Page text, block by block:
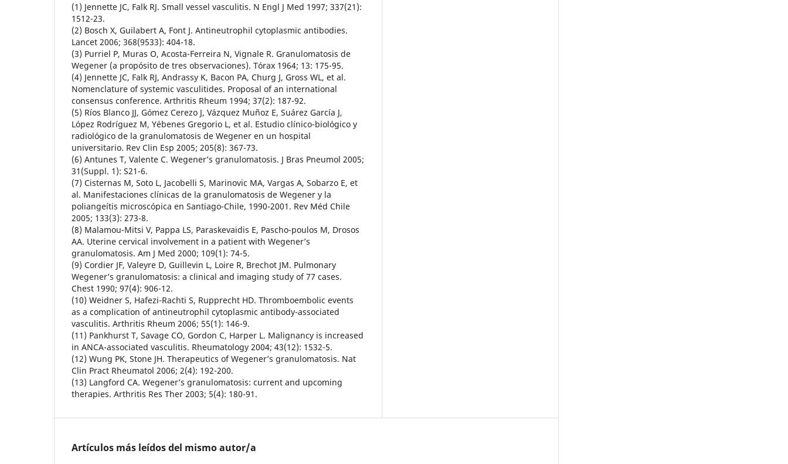
(1) Jennette JC, Falk RJ. Small vessel vasculitis. N Engl J Med 1997; 337(21):
1512-23.
(2) Bosch X, Guilabert A, Font J. Antineutrophil cytoplasmic antibodies.
Lancet 2006; 368(9533): 404-18.
(3) Purriel P, Muras O, Acosta-Ferreira N, Vignale R. Granulomatosis de
Wegener (a propósito de tres observaciones). Tórax 1964; 13: 175-95.
(4) Jennette JC, Falk RJ, Andrassy K, Bacon PA, Churg J, Gross WL, et al.
Nomenclature of systemic vasculitides. Proposal of an international
consensus conference. Arthritis Rheum 1994; 37(2): 187-92.
(5) Ríos Blanco JJ, Gómez Cerezo J, Vázquez Muñoz E, Suárez García J,
López Rodríguez M, Yébenes Gregorio L, et al. Estudio clínico-biológico y
radiológico de la granulomatosis de Wegener en un hospital
universitario. Rev Clin Esp 2005; 205(8): 367-73.
(6) Antunes T, Valente C. Wegener’s granulomatosis. J Bras Pneumol 2005;
31(Suppl. 1): S21-6.
(7) Cisternas M, Soto L, Jacobelli S, Marinovic MA, Vargas A, Sobarzo E, et
al. Manifestaciones clínicas de la granulomatosis de Wegener y la
poliangeítis microscópica en Santiago-Chile, 1990-2001. Rev Méd Chile
2005; 133(3): 273-8.
(8) Malamou-Mitsi V, Pappa LS, Paraskevaidis E, Pascho-poulos M, Drosos
AA. Uterine cervical involvement in a patient with Wegener’s
granulomatosis. Am J Med 2000; 109(1): 74-5.
(9) Cordier JF, Valeyre D, Guillevin L, Loire R, Brechot JM. Pulmonary
Wegener’s granulomatosis: a clinical and imaging study of 77 cases.
Chest 1990; 97(4): 906-12.
(10) Weidner S, Hafezi-Rachti S, Rupprecht HD. Thromboembolic events
as a complication of antineutrophil cytoplasmic antibody-associated
vasculitis. Arthritis Rheum 2006; 55(1): 146-9.
(11) Pankhurst T, Savage CO, Gordon C, Harper L. Malignancy is increased
in ANCA-associated vasculitis. Rheumatology 2004; 43(12): 1532-5.
(12) Wung PK, Stone JH. Therapeutics of Wegener’s granulomatosis. Nat
Clin Pract Rheumatol 2006; 2(4): 192-200.
(13) Langford CA. Wegener’s granulomatosis: current and upcoming
therapies. Arthritis Res Ther 2003; 5(4): 180-91.
Artículos más leídos del mismo autor/a